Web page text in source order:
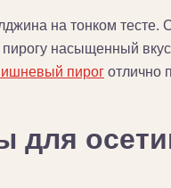
на тонком тесте.
пирогу насыщенный
пирог отлично
для